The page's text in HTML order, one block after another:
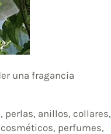
una fragancia
perlas, anillos, collares,
perfumes,